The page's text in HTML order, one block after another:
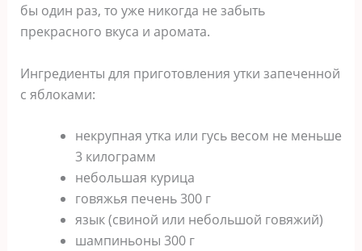
бы один раз, то уже никогда не забыть
прекрасного вкуса и аромата.
Ингредиенты для приготовления утки запеченной
с яблоками:
некрупная утка или гусь весом не меньше
3 килограмм
небольшая курица
говяжья печень 300 г
язык (свиной или небольшой говяжий)
шампиньоны 300 г